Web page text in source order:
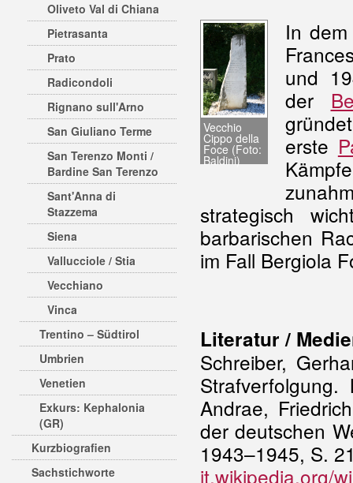
Oliveto Val di Chiana
Pietrasanta
Prato
Radicondoli
Rignano sull'Arno
San Giuliano Terme
San Terenzo Monti /
Bardine San Terenzo
Sant'Anna di
Stazzema
Siena
Vallucciole / Stia
Vecchiano
Vinca
Trentino – Südtirol
Umbrien
Venetien
Exkurs: Kephalonia
(GR)
Kurzbiografien
Sachstichworte
Vecchio
Cippo della
Foce (Foto:
Baldini)
In
und
der
erste
strategisch
barbarischen
im Fall Bergiola
Literatur /
Schreiber,
Strafverfolgung.
Andrae,
der deutschen
1943–1945, S.
it.wikipedia.org/